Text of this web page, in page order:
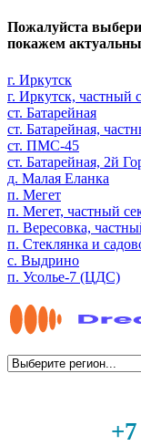
Пожалуйста
покажем
г. Иркутск
г. Иркутск, частный
ст. Батарейная
ст. Батарейная,
ст. ПМС-45
ст. Батарейная, 2й
д. Малая Еланка
п. Мегет
п. Мегет, частный
п. Вересовка,
п. Стеклянка и
с. Выдрино
п. Усолье-7 (ЦДС)